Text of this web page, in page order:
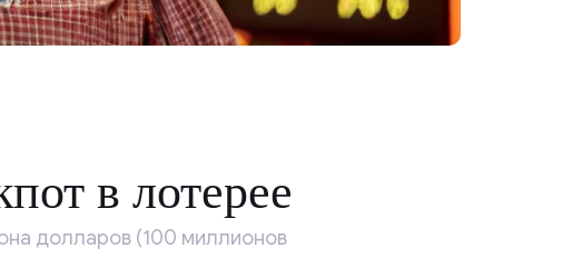
в лотерее
долларов (100 миллионов